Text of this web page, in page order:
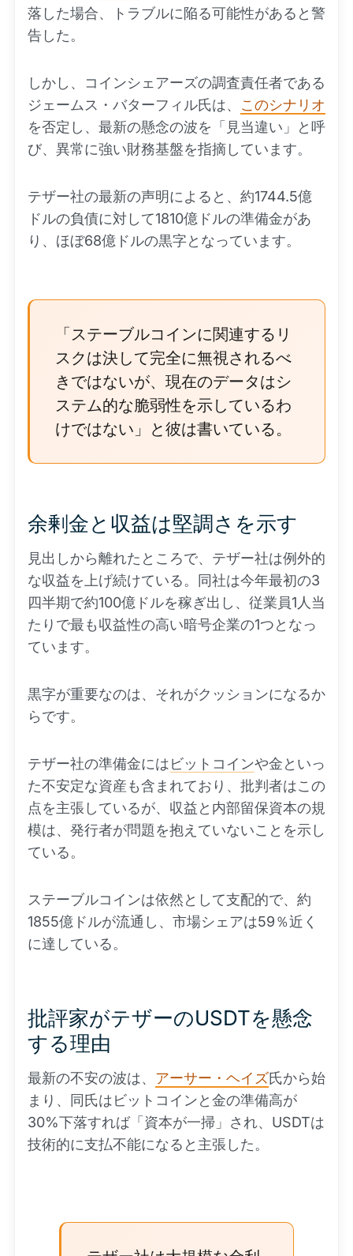
落した場合、トラブルに陥る可能性があると警
告した。
しかし、コインシェアーズの調査責任者である
ジェームス・バターフィル氏は、 このシナリオ
を否定し、最新の懸念の波を「見当違い」と呼
び、異常に強い財務基盤を指摘しています。
テザー社の最新の声明によると、約1744.5億
ドルの負債に対して1810億ドルの準備金があ
り、ほぼ68億ドルの黒字となっています。
「ステーブルコインに関連するリ
スクは決して完全に無視されるべ
きではないが、現在のデータはシ
ステム的な脆弱性を示しているわ
けではない」と彼は書いている。
余剰金と収益は堅調さを示す
見出しから離れたところで、テザー社は例外的
な収益を上げ続けている。同社は今年最初の3
四半期で約100億ドルを稼ぎ出し、従業員1人当
たりで最も収益性の高い暗号企業の1つとなっ
ています。
黒字が重要なのは、それがクッションになるか
らです。
テザー社の準備金にはビットコインや金といっ
た不安定な資産も含まれており、批判者はこの
点を主張しているが、収益と内部留保資本の規
模は、発行者が問題を抱えていないことを示し
ている。
ステーブルコインは依然として支配的で、約
1855億ドルが流通し、市場シェアは59％近く
に達している。
批評家がテザーのUSDTを懸念
する理由
最新の不安の波は、 アーサー・ヘイズ氏から始
まり、同氏はビットコインと金の準備高が
30%下落すれば「資本が一掃」され、USDTは
技術的に支払不能になると主張した。